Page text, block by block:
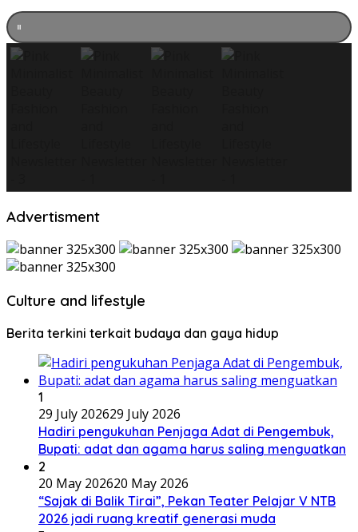
Advertisment
Culture and lifestyle
Berita terkini terkait budaya dan gaya hidup
1
29 July 202629 July 2026
Hadiri pengukuhan Penjaga Adat di Pengembuk,
Bupati: adat dan agama harus saling menguatkan
2
20 May 202620 May 2026
“Sajak di Balik Tirai”, Pekan Teater Pelajar V NTB
2026 jadi ruang kreatif generasi muda